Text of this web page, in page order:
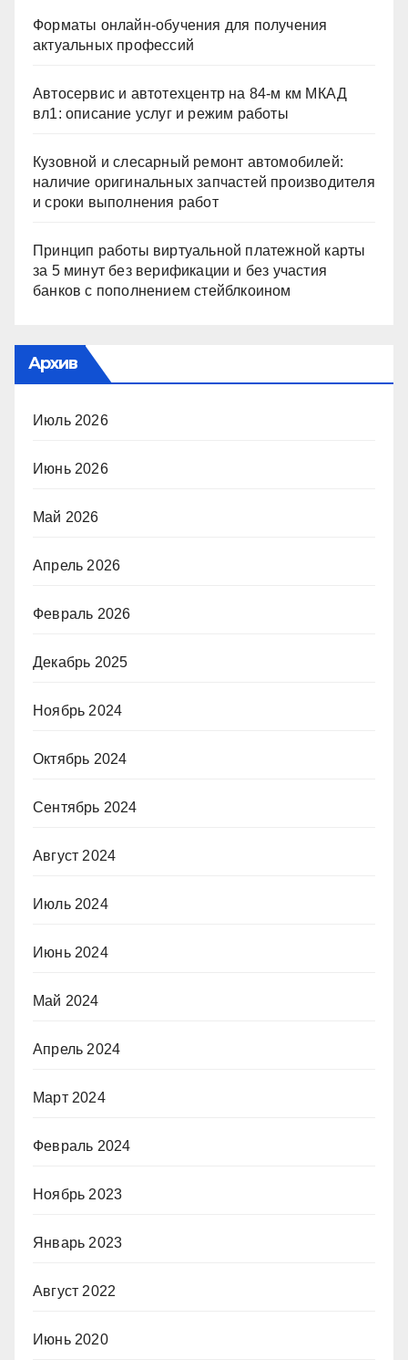
Форматы онлайн-обучения для получения
актуальных профессий
Автосервис и автотехцентр на 84-м км МКАД
вл1: описание услуг и режим работы
Кузовной и слесарный ремонт автомобилей:
наличие оригинальных запчастей производителя
и сроки выполнения работ
Принцип работы виртуальной платежной карты
за 5 минут без верификации и без участия
банков с пополнением стейблкоином
Архив
Июль 2026
Июнь 2026
Май 2026
Апрель 2026
Февраль 2026
Декабрь 2025
Ноябрь 2024
Октябрь 2024
Сентябрь 2024
Август 2024
Июль 2024
Июнь 2024
Май 2024
Апрель 2024
Март 2024
Февраль 2024
Ноябрь 2023
Январь 2023
Август 2022
Июнь 2020